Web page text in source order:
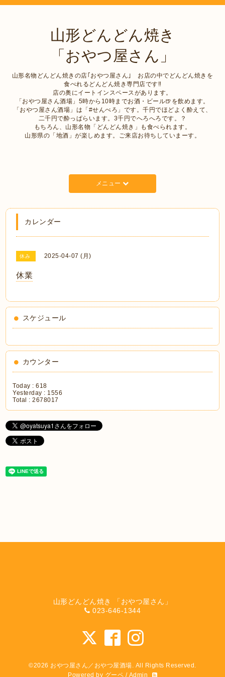
山形どんどん焼き
「おやつ屋さん」
山形名物どんどん焼きの店｢おやつ屋さん｣ お店の中でどんどん焼きを
食べれるどんどん焼き専門店です‼︎
店の奥にイートインスペースがあります。
「おやつ屋さん酒場」5時から10時までお酒・ビール🍺を飲めます。
「おやつ屋さん酒場」は「#せんべろ」です。千円でほどよく酔えて、
二千円で酔っぱらいます。3千円でへろへろです。？
もちろん、山形名物「どんどん焼き」も食べられます。
山形県の「地酒」が楽しめます。ご来店お待ちしていまーす。
メニュー
カレンダー
休み 2025-04-07 (月)
休業
スケジュール
カウンター
Today :618
Yesterday : 1556
Total :2678017
山形どんどん焼き 「おやつ屋さん」
023-646-1344
©2026 おやつ屋さん／おやつ屋酒場. All Rights Reserved.
Powered by グーペ / Admin